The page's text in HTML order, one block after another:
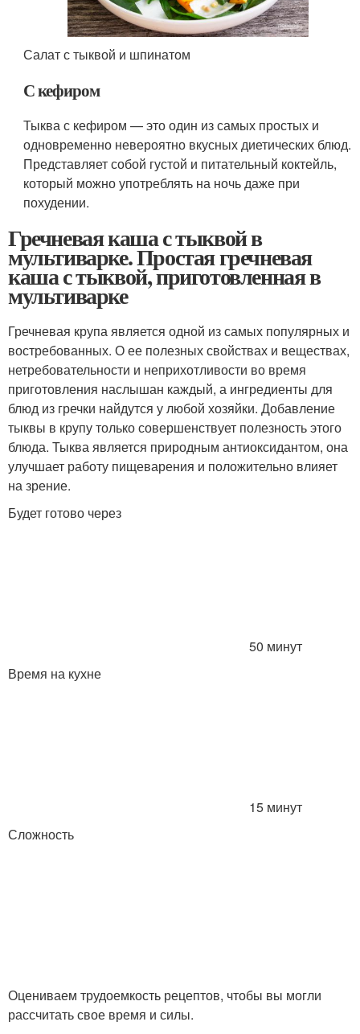
Салат с тыквой и шпинатом
С кефиром
Тыква с кефиром — это один из самых простых и
одновременно невероятно вкусных диетических блюд.
Представляет собой густой и питательный коктейль,
который можно употреблять на ночь даже при
похудении.
Гречневая каша с тыквой в
мультиварке. Простая гречневая
каша с тыквой, приготовленная в
мультиварке
Гречневая крупа является одной из самых популярных и
востребованных. О ее полезных свойствах и веществах,
нетребовательности и неприхотливости во время
приготовления наслышан каждый, а ингредиенты для
блюд из гречки найдутся у любой хозяйки. Добавление
тыквы в крупу только совершенствует полезность этого
блюда. Тыква является природным антиоксидантом, она
улучшает работу пищеварения и положительно влияет
на зрение.
Будет готово через
50 минут
Время на кухне
15 минут
Сложность
Оцениваем трудоемкость рецептов, чтобы вы могли
рассчитать свое время и силы.